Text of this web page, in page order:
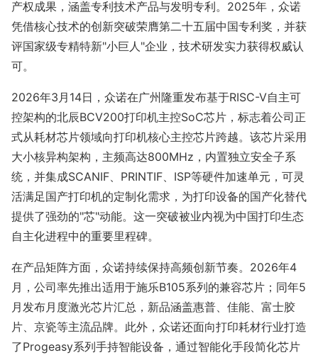
产权成果，涵盖专利技术产品与发明专利。2025年，众诺
凭借核心技术的创新突破荣膺第二十五届中国专利奖，并获
评国家级专精特新"小巨人"企业，技术研发实力获得权威认
可。
2026年3月14日，众诺在广州隆重发布基于RISC-V自主可
控架构的北辰BCV200打印机主控SoC芯片，标志着公司正
式从耗材芯片领域向打印机核心主控芯片跨越。该芯片采用
大小核异构架构，主频高达800MHz，内置独立安全子系
统，并集成SCANIF、PRINTIF、ISP等硬件加速单元，可灵
活满足国产打印机的定制化需求，为打印设备的国产化替代
提供了强劲的"芯"动能。这一突破被业内视为中国打印生态
自主化进程中的重要里程碑。
在产品矩阵方面，众诺持续保持高频创新节奏。2026年4
月，公司率先推出适用于施乐B105系列的兼容芯片；同年5
月发布月度激光芯片汇总，新品涵盖惠普、佳能、富士胶
片、京瓷等主流品牌。此外，众诺还面向打印耗材行业打造
了Progeasy系列手持智能设备，通过智能化手段简化芯片